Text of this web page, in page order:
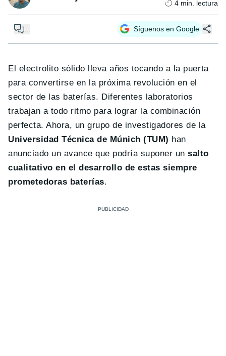
4 min. lectura
Síguenos en Google
El electrolito sólido lleva años tocando a la puerta
para convertirse en la próxima revolución en el
sector de las baterías. Diferentes laboratorios
trabajan a todo ritmo para lograr la combinación
perfecta. Ahora, un grupo de investigadores de la
Universidad Técnica de Múnich (TUM) han
anunciado un avance que podría suponer unsalto
cualitativo en el desarrollo de estas siempre
prometedoras baterías.